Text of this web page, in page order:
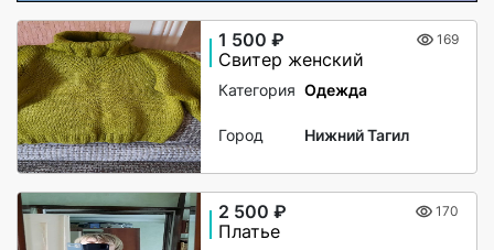
1 500 ₽ 169
Свитер женский
Категория Одежда
Город Нижний Тагил
2 500 ₽ 170
Платье